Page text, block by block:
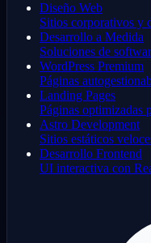
Diseño Web
Sitios corporativos y
Desarrollo a Medida
Soluciones de
WordPress Premium
Páginas
Landing Pages
Páginas optimizadas
Astro Development
Sitios estáticos
Desarrollo Frontend
UI interactiva con